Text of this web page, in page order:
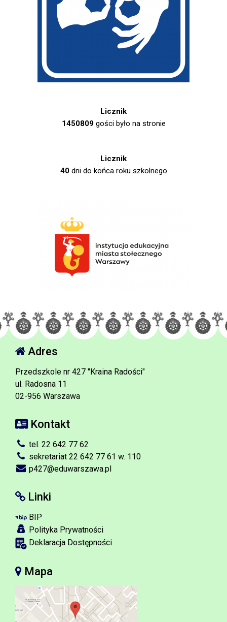
Licznik
1450809gości było na stronie
Licznik
40dni do końca roku szkolnego
Adres
Przedszkole nr 427 "Kraina Radości"
ul. Radosna 11
02-956 Warszawa
Kontakt
tel. 22 642 77 62
sekretariat 22 642 77 61 w. 110
p427@eduwarszawa.pl
Linki
BIP
Polityka Prywatności
Deklaracja Dostępności
Mapa